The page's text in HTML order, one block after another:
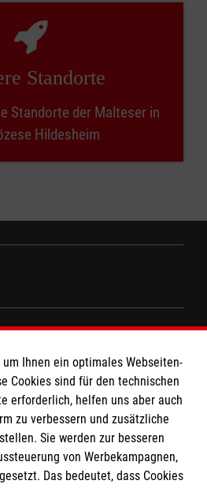
Standorte
Standorte der Malteser in
Hildesheim
Medizinproduktesicherheit
und den
Malteser können Sie unter
kontaktieren.
Ihnen ein optimales Webseiten-
Cookies sind für den technischen
erforderlich, helfen uns aber auch
zu verbessern und zusätzliche
Sie werden zur besseren
von Werbekampagnen,
Das bedeutet, dass Cookies